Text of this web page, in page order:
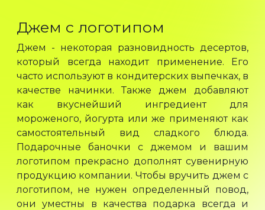
Джем с логотипом
Джем - некоторая разновидность десертов,
который всегда находит применение. Его
часто используют в кондитерских выпечках, в
качестве начинки. Также джем добавляют
как вкуснейший ингредиент для
мороженого, йогурта или же применяют как
самостоятельный вид сладкого блюда.
Подарочные баночки с джемом и вашим
логотипом прекрасно дополнят сувенирную
продукцию компании. Чтобы вручить джем с
логотипом, не нужен определенный повод,
они уместны в качества подарка всегда и